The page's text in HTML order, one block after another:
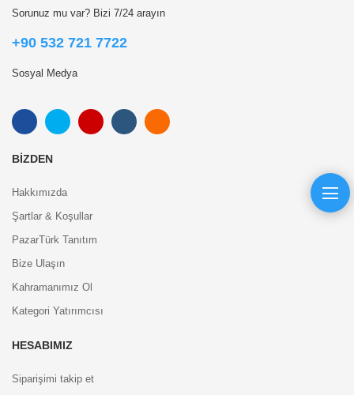
Sorunuz mu var? Bizi 7/24 arayın
+90 532 721 7722
Sosyal Medya
BIZDEN
Hakkımızda
Şartlar & Koşullar
PazarTürk Tanıtım
Bize Ulaşın
Kahramanımız Ol
Kategori Yatırımcısı
HESABIMIZ
Siparişimi takip et